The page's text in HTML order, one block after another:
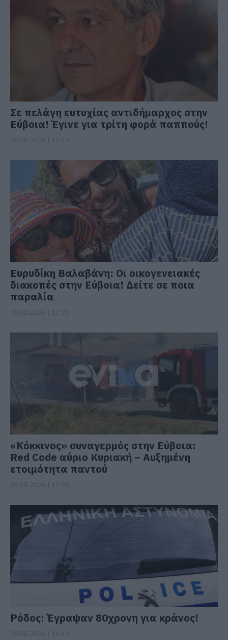
Σε πελάγη ευτυχίας αντιδήμαρχος στην
Εύβοια! Έγινε για τρίτη φορά παππούς!
Ευρυδίκη Βαλαβάνη: Οι οικογενειακές
διακοπές στην Εύβοια! Δείτε σε ποια
παραλία
«Κόκκινος» συναγερμός στην Εύβοια:
Red Code αύριο Κυριακή – Αυξημένη
ετοιμότητα παντού
Ρόδος: Έγραψαν 80χρονη για κράνος!